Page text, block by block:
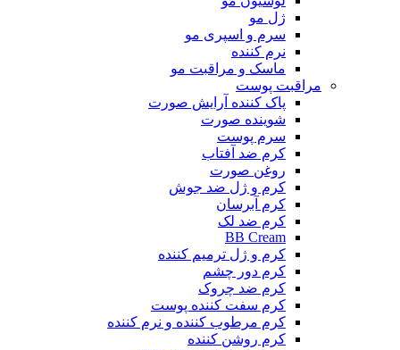
ژل مو
سرم و اسپری مو
نرم کننده
ماسک و مراقبت مو
مراقبت پوست
پاک کننده آرایش صورت
شوینده صورت
سرم پوست
کرم ضد آفتاب
روغن صورت
کرم و ژل ضد جوش
کرم آبرسان
کرم ضد لک
BB Cream
کرم و ژل ترمیم کننده
کرم دور چشم
کرم ضد چروک
کرم سفت کننده پوست
کرم مرطوب کننده و نرم کننده
کرم روشن کننده